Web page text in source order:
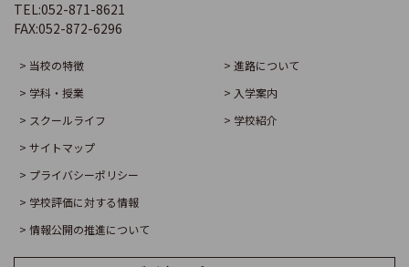
TEL:052-871-8621
FAX:052-872-6296
> 当校の特徴
> 学科・授業
> スクールライフ
> 進路について
> 入学案内
> 学校紹介
> サイトマップ
> プライバシーポリシー
> 学校評価に対する情報
> 情報公開の推進について